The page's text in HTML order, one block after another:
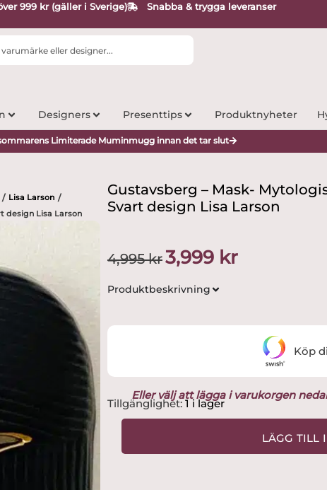
999 kr (gäller i Sverige) Snabba & trygga leveranser
Designers Presenttips Produktnyheter
Limiterade Muminmugg innan det tar slut
/ Lisa Larson /
design Lisa Larson
Gustavsberg – Mask-
Svart design Lisa Larson
4,995kr Det
ursprungliga
priset
3,999 krDet
Produktbeskrivning
Eller välj att lägga i varukorgen
Tillgänglighet: 1 i lager
Gustavsberg
Mytologisk
LÄGG TILL
Köp